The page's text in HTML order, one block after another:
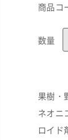
商品コ
数量
果樹・
ネオニ
ロイド